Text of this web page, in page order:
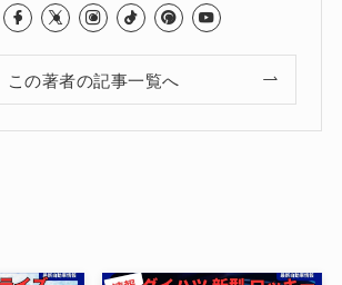
この著者の記事一覧へ